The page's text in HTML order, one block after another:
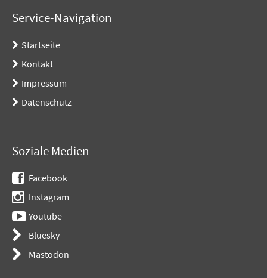
Service-Navigation
Startseite
Kontakt
Impressum
Datenschutz
Soziale Medien
Facebook
Instagram
Youtube
Bluesky
Mastodon